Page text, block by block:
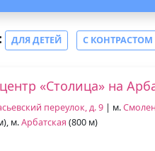
ДЛЯ ДЕТЕЙ С КОНТРАСТОМ
«Столица» на
переулок, д. 9 | м.
м.Арбатская (800 м)